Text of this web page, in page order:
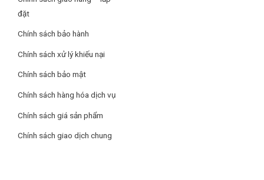
đặt
Chính sách bảo hành
Chính sách xử lý khiếu nại
Chính sách bảo mật
Chính sách hàng hóa dịch vụ
Chính sách giá sản phẩm
Chính sách giao dịch chung